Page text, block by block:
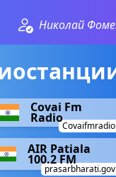
Николай
Covai Fm
Radio
AIR Patiala
100.2 FM